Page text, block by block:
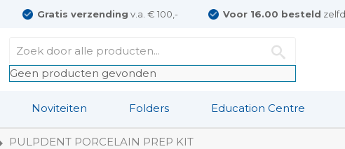
Gratis verzending v.a. € 100,- Voor 16.00 besteld
Geen producten gevonden
Noviteiten Folders Education Centre
PULPDENT PORCELAIN PREP KIT